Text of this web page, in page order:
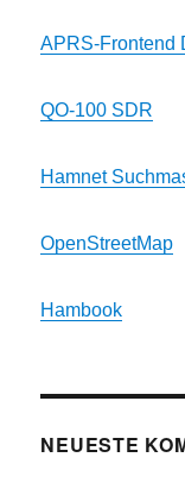
APRS-Frontend
QO-100 SDR
Hamnet
OpenStreetMap
Hambook
NEUESTE